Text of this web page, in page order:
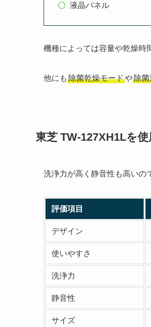
液晶パネル
機種によっては容量や乾燥時
他にも 除菌乾燥モードや除
東芝 TW-127XH1Lを
洗浄力が高く静音性も高いの
評価項目
デザイン
使いやすさ
洗浄力
静音性
サイズ